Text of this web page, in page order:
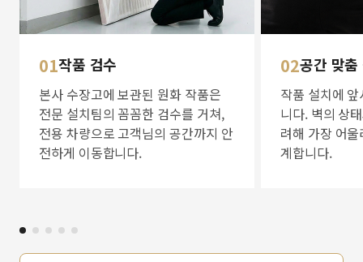
01작품 검수
본사 수장고에 보관된 원화 작품은
전문 설치팀의 꼼꼼한 검수를 거쳐,
전용 차량으로 고객님의 공간까지 안
전하게 이동합니다.
02공간 맞
작품 설치에
니다. 벽의 상
려해 가장 어
계합니다.